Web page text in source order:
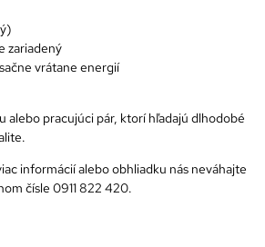
zariadený
vrátane energií
alebo pracujúci pár, ktorí hľadajú dlhodobé
informácií alebo obhliadku nás neváhajte
čísle 0911 822 420.